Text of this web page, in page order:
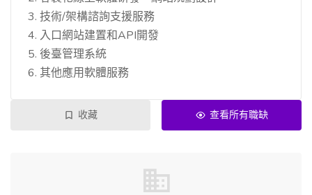
3. 技術/架構諮詢支援服務
4. 入口網站建置和API開發
5. 後臺管理系統
6. 其他應用軟體服務
收藏 查看所有職缺